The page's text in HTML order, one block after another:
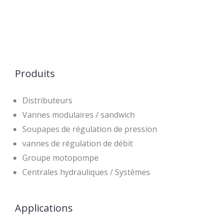
Produits
Distributeurs
Vannes modulaires / sandwich
Soupapes de régulation de pression
vannes de régulation de débit
Groupe motopompe
Centrales hydrauliques / Systèmes
Applications